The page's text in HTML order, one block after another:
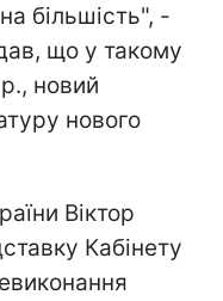
більшість", -
що у такому
новий
нового
Віктор
Кабінету